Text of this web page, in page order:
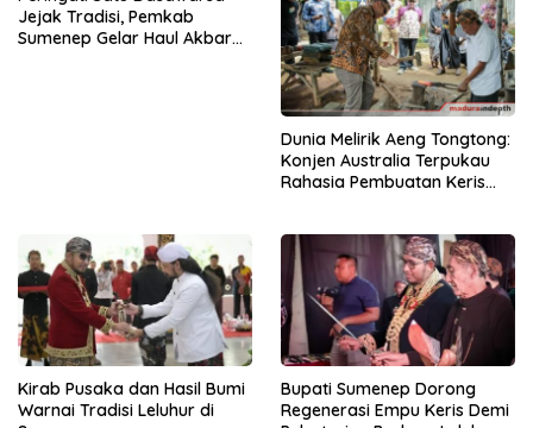
Jejak Tradisi, Pemkab
Sumenep Gelar Haul Akbar
Dunia Melirik Aeng Tongtong:
Konjen Australia Terpukau
Rahasia Pembuatan Keris
Kirab Pusaka dan Hasil Bumi
Warnai Tradisi Leluhur di
Bupati Sumenep Dorong
Regenerasi Empu Keris Demi